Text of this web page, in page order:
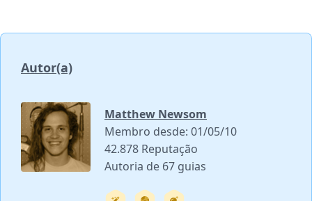
Autor(a)
Matthew Newsom
Membro desde: 01/05/10
42.878 Reputação
Autoria de 67 guias